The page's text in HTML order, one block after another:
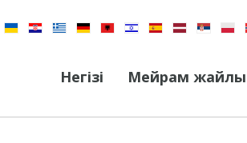
Негізі Мейрам жайлы